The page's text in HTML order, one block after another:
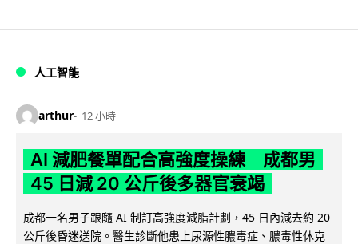
人工智能
arthur 12 小時
AI 減肥餐單配合高強度操練 成都男
45 日減 20 公斤後多器官衰竭
成都一名男子跟隨 AI 制訂高強度減脂計劃，45 日內減去約 20
公斤後昏迷送院。醫生診斷他患上尿源性膿毒症、膿毒性休克